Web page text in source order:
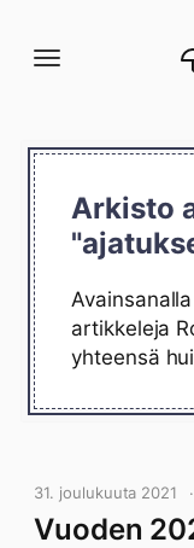
suoraan
Arkisto
artikkeleja
yhteensä
31. joulukuuta 2021
Vuoden